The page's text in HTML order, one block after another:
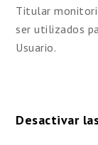
Titular
ser utilizados
Usuario.
Desactivar